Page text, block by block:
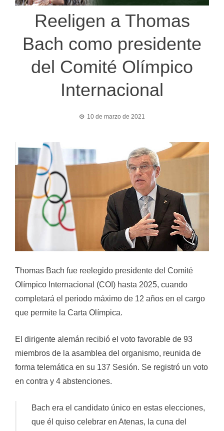
Reeligen a Thomas
Bach como presidente
del Comité Olímpico
Internacional
10 de marzo de 2021
Thomas Bach fue reelegido presidente del Comité
Olímpico Internacional (COI) hasta 2025, cuando
completará el periodo máximo de 12 años en el cargo
que permite la Carta Olímpica.
El dirigente alemán recibió el voto favorable de 93
miembros de la asamblea del organismo, reunida de
forma telemática en su 137 Sesión. Se registró un voto
en contra y 4 abstenciones.
Bach era el candidato único en estas elecciones,
que él quiso celebrar en Atenas, la cuna del